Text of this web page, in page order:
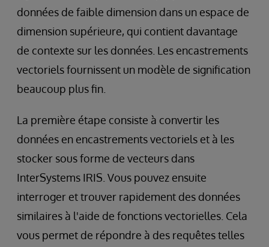
données de faible dimension dans un espace de
dimension supérieure, qui contient davantage
de contexte sur les données. Les encastrements
vectoriels fournissent un modèle de signification
beaucoup plus fin.
La première étape consiste à convertir les
données en encastrements vectoriels et à les
stocker sous forme de vecteurs dans
InterSystems IRIS. Vous pouvez ensuite
interroger et trouver rapidement des données
similaires à l'aide de fonctions vectorielles. Cela
vous permet de répondre à des requêtes telles